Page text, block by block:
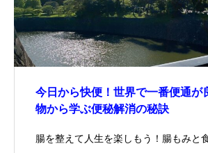
今日から快便！世界で一番便通が
物から学ぶ便秘解消の秘訣
腸を整えて人生を楽しもう！腸もみと